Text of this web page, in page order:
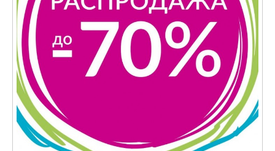
И многое другое.
Скидка по Акции не суммируется с
другими Акциями и скидками,
действующими в магазине.
Приходите в наши салоны, или
выбирайте из специального
онлайн-каталога на официальном
сайте Acoola все что
понравилось по минимальным
ценам.